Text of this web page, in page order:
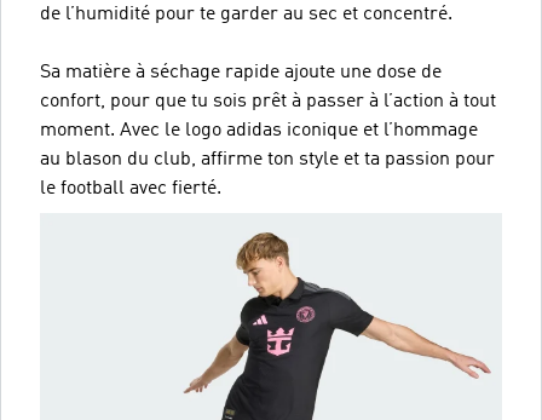
de l’humidité pour te garder au sec et concentré.
Sa matière à séchage rapide ajoute une dose de
confort, pour que tu sois prêt à passer à l’action à tout
moment. Avec le logo adidas iconique et l’hommage
au blason du club, affirme ton style et ta passion pour
le football avec fierté.